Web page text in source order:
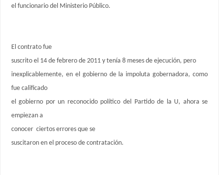
el funcionario del Ministerio Público.
El contrato fue
suscrito el 14 de febrero de 2011 y tenía 8 meses de ejecución, pero
inexplicablemente, en el gobierno de la impoluta gobernadora, como
fue calificado
el gobierno por un reconocido político del Partido de la U, ahora se
empiezan a
conocer ciertos errores que se
suscitaron en el proceso de contratación.